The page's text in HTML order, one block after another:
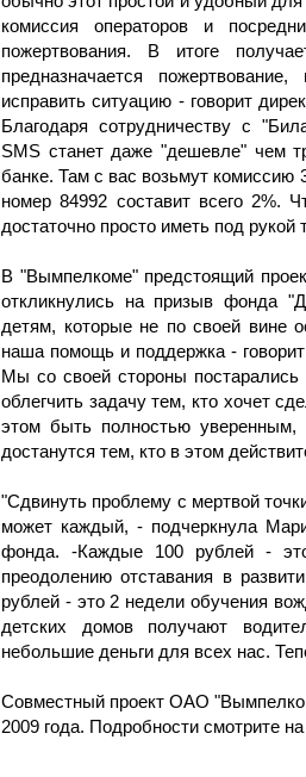
комиссия операторов и
пожертвования. В итоге
предназначается
исправить ситуацию - говорит
Благодаря сотрудничеству с
SMS станет даже "дешевле" чем
банке. Там с вас возьмут комиссию
номер 84992 составит всего 2%.
достаточно просто иметь под
В "Вымпелкоме" предстоящий
откликнулись на призыв фонда
детям, которые не по своей вине
наша помощь и поддержка -
Мы со своей стороны
облегчить задачу тем, кто хочет
этом быть полностью уверенным,
достанутся тем, кто в этом
"Сдвинуть проблему с мертвой
может каждый, - подчеркнула
фонда. -Каждые 100 рублей -
преодолению отставания в
рублей - это 2 недели обучения
детских домов получают
небольшие деньги для всех нас.
Совместный проект ОАО
2009 года. Подробности смотрите